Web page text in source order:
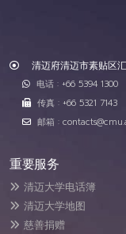
清迈府清迈市素贴区
电话 : +66 5394 1300
传真 : +66 5321 7143
邮箱 :
重要服务
清迈大学电话簿
清迈大学地图
慈善捐赠